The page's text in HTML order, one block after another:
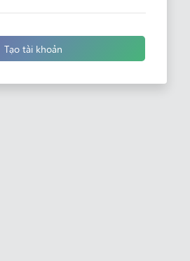
Tạo tài khoản